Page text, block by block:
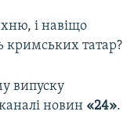
і навіщо
кримських татар?
випуску
новин «24».